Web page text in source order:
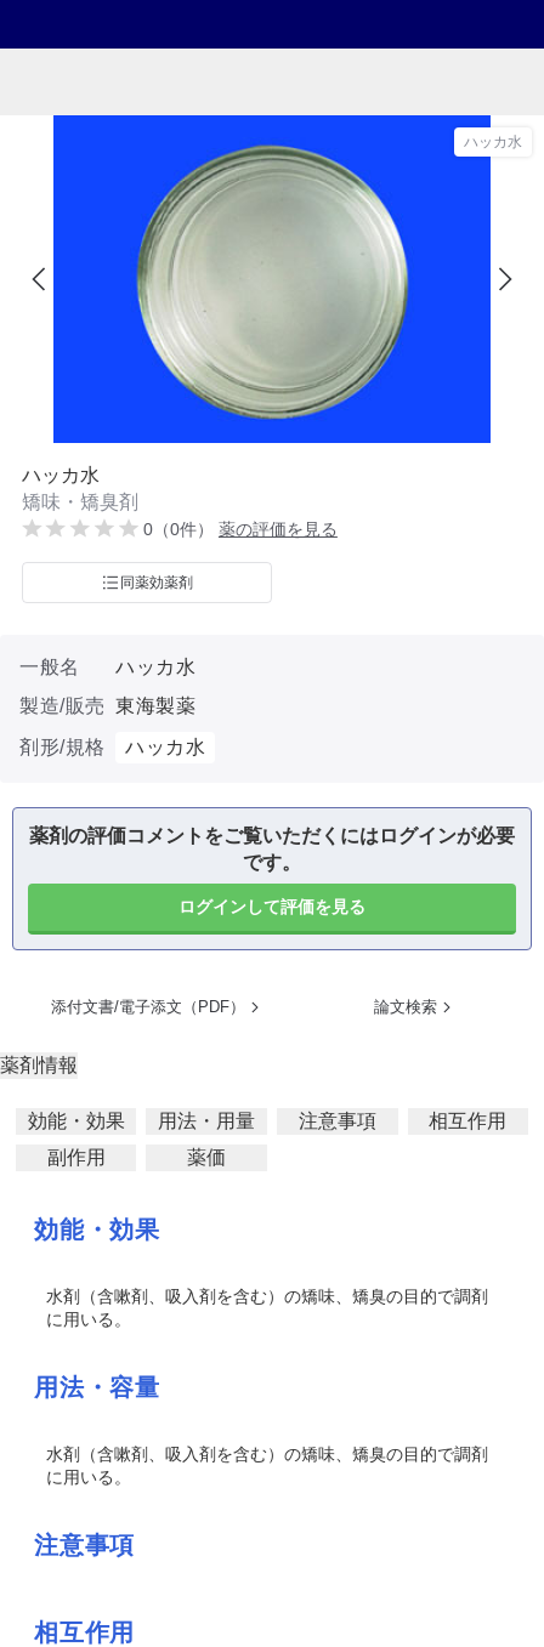
ハッカ水
ハッカ水
矯味・矯臭剤
0（0件） 薬の評価を見る
同薬効薬剤
一般名
ハッカ水
製造/販売 東海製薬
剤形/規格
ハッカ水
薬剤の評価コメントをご覧いただくにはログインが必要
です。
ログインして評価を見る
添付文書/電子添文（PDF） 論文検索
薬剤情報
効能・効果 用法・用量 注意事項
相互作用
副作用
薬価
効能・効果
水剤（含嗽剤、吸入剤を含む）の矯味、矯臭の目的で調剤
に用いる。
用法・容量
水剤（含嗽剤、吸入剤を含む）の矯味、矯臭の目的で調剤
に用いる。
注意事項
相互作用